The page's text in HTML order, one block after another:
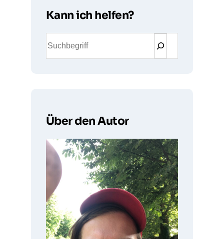
Kann ich helfen?
u
c
Über den Autor